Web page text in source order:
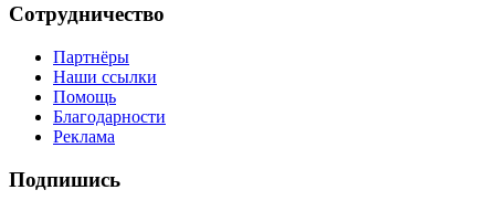
Сотрудничество
Партнёры
Наши ссылки
Помощь
Благодарности
Реклама
Подпишись